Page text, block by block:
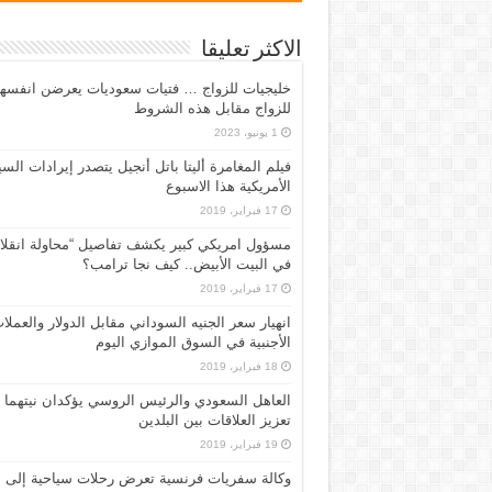
الاكثر تعليقا
خليجيات للزواج … فتيات سعوديات يعرضن
للزواج مقابل هذه الشروط
1 يونيو، 2023
فيلم المغامرة أليتا‭ ‬باتل أنجيل يتصدر إيرادات
الأمريكية هذا الاسبوع
17 فبراير، 2019
مسؤول امريكي كبير يكشف تفاصيل “محاولة
في البيت الأبيض.. كيف نجا ترامب؟
17 فبراير، 2019
انهيار سعر الجنيه السوداني مقابل الدولار
الأجنبية في السوق الموازي اليوم
18 فبراير، 2019
العاهل السعودي والرئيس الروسي يؤكدان نيتهما
تعزيز العلاقات بين البلدين
19 فبراير، 2019
وكالة سفريات فرنسية تعرض رحلات سياحية إلى